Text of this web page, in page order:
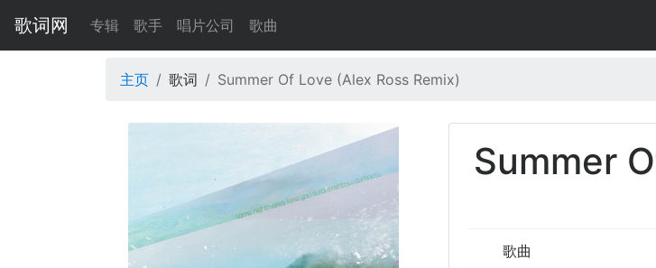
歌词网 专辑 歌手 唱片公司 歌曲
主页 歌词 Summer Of Love (Alex Ross Remix)
Summer
歌曲